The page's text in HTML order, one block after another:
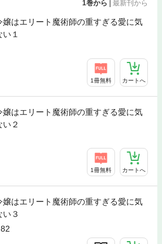
1巻から 最新刊から
嬢はエリート魔術師の重すぎる愛に気
い１
1冊無料 カートへ
嬢はエリート魔術師の重すぎる愛に気
い２
1冊無料 カートへ
嬢はエリート魔術師の重すぎる愛に気
い３
82